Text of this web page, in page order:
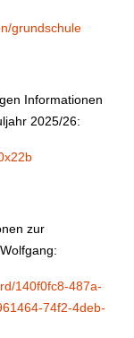
grundschule
Informationen
2025/26:
zur
140f0fc8-487a-
74f2-4deb-